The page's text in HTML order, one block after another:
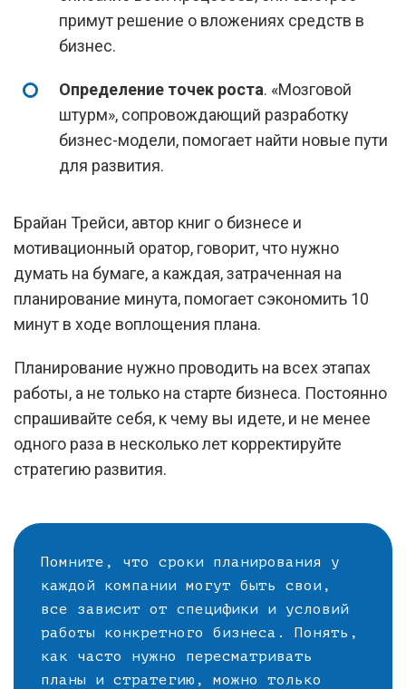
примут решение о вложениях средств в
бизнес.
Определение точек роста. «Мозговой
штурм», сопровождающий разработку
бизнес-модели, помогает найти новые пути
для развития.
Брайан Трейси, автор книг о бизнесе и
мотивационный оратор, говорит, что нужно
думать на бумаге, а каждая, затраченная на
планирование минута, помогает сэкономить 10
минут в ходе воплощения плана.
Планирование нужно проводить на всех этапах
работы, а не только на старте бизнеса. Постоянно
спрашивайте себя, к чему вы идете, и не менее
одного раза в несколько лет корректируйте
стратегию развития.
Помните, что сроки планирования у
каждой компании могут быть свои,
все зависит от специфики и условий
работы конкретного бизнеса. Понять,
как часто нужно пересматривать
планы и стратегию, можно только